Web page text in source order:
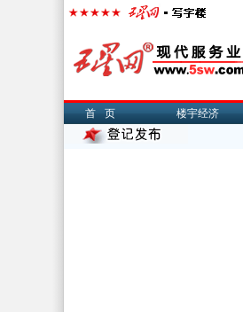
首页 楼宇经济